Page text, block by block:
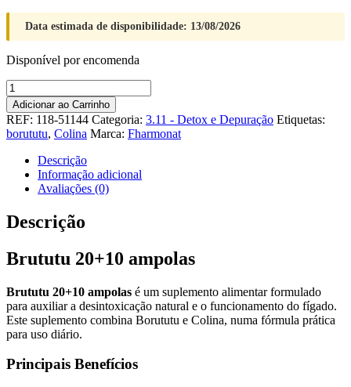
Data estimada de disponibilidade: 13/08/2026
Disponível por encomenda
Quantidade
de
Brututu
20+10
ampolas
Adicionar ao Carrinho
REF: 118-51144 Categoria: 3.11 - Detox e Depuração Etiquetas:
borututu, Colina Marca: Fharmonat
Descrição
Informação adicional
Avaliações (0)
Descrição
Brututu 20+10 ampolas
Brututu 20+10 ampolas é um suplemento alimentar formulado
para auxiliar a desintoxicação natural e o funcionamento do fígado.
Este suplemento combina Borututu e Colina, numa fórmula prática
para uso diário.
Principais Benefícios